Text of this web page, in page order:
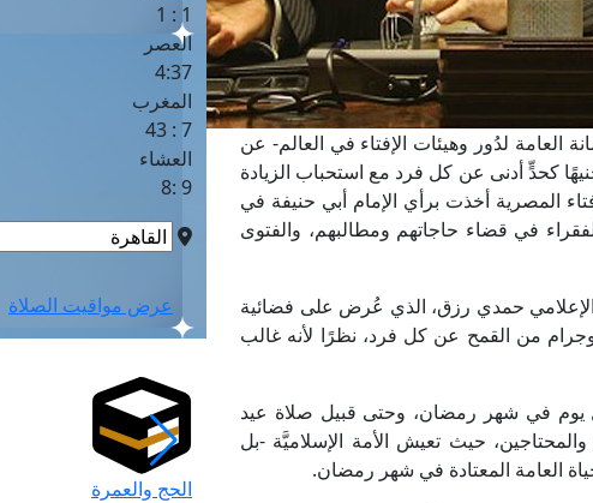
العامة لدُور وهيئات الإفتاء في العالم- عن
قيمة زكاة الفطر لهذا العام 1445هجريًّا لتكون عند مستوى 35 جنيهًا كحدٍّ أدنى عن كل فرد مع استحباب الزيادة
المصرية أخذت برأي الإمام أبي حنيفة في
في قضاء حاجاتهم ومطالبهم، والفتوى
حمدي رزق، الذي عُرض على فضائية
حيث أوضح فضيلته أن قيمة زكاة الفطر تعادل (2.5) كيلوجرام من القمح عن كل فرد، نظرًا لأنه غالب
يوم في شهر رمضان، وحتى قبيل صلاة عيد
حيث تعيش الأمة الإسلاميَّة -بل
العامة المعتادة في شهر رمضان.
1 : 1
العصر
4:37
المغرب
7 : 43
العشاء
9 :8
عرض مواقيت الصلاة
الحج والعمرة